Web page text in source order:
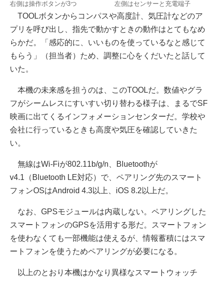
右側は操作ボタンが3つ 左側はセンサーと充電端子
TOOLボタンからコンパスや高度計、気圧計などのア
プリを呼び出し、指先で動かすときの動作はとてもなめ
らかだ。「感応的に、いいものを使っているなと感じて
もらう」（担当者）ため、調整に心をくだいたと話して
いた。
本機の未来感を担うのは、このTOOLだ。数値やグラ
フがシームレスにすいすい切り替わる様子は、まるでSF
映画に出てくるインフォメーションセンターだ。学校や
会社に行っているときも高度や気圧を確認していきた
い。
無線はWi-Fiが802.11b/g/n、Bluetoothが
v4.1（Bluetooth LE対応）で、ペアリング先のスマート
フォンOSはAndroid 4.3以上、iOS 8.2以上だ。
なお、GPSモジュールは内蔵しない。ペアリングした
スマートフォンのGPSを活用する形だ。スマートフォン
を使わなくても一部機能は使えるが、情報蓄積にはスマ
ートフォンを使うためペアリングが必要になる。
以上のとおり本機はかなり異様なスマートウォッチ